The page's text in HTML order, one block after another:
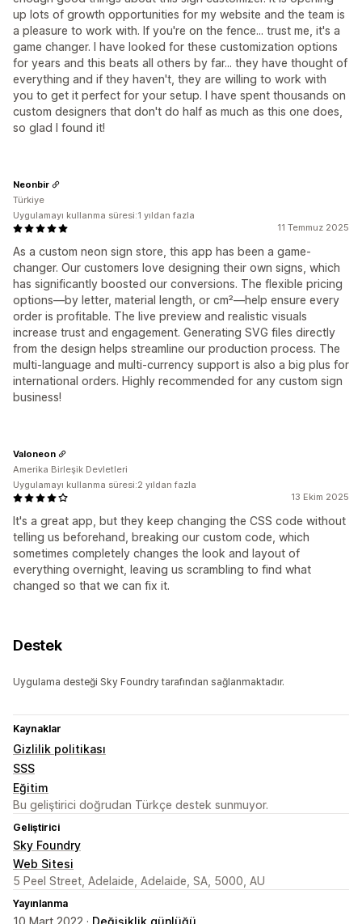
up lots of growth opportunities for my website and the team is
a pleasure to work with. If you're on the fence... trust me, it's a
game changer. I have looked for these customization options
for years and this beats all others by far... they have thought of
everything and if they haven't, they are willing to work with
you to get it perfect for your setup. I have spent thousands on
custom designers that don't do half as much as this one does,
so glad I found it!
11 Temmuz 2025
As a custom neon sign store, this app has been a game-
changer. Our customers love designing their own signs, which
has significantly boosted our conversions. The flexible pricing
options—by letter, material length, or cm²—help ensure every
order is profitable. The live preview and realistic visuals
increase trust and engagement. Generating SVG files directly
from the design helps streamline our production process. The
multi-language and multi-currency support is also a big plus for
international orders. Highly recommended for any custom sign
business!
Neonbir
Türkiye
Uygulamayı kullanma süresi:1 yıldan fazla
13 Ekim 2025
It's a great app, but they keep changing the CSS code without
telling us beforehand, breaking our custom code, which
sometimes completely changes the look and layout of
everything overnight, leaving us scrambling to find what
changed so that we can fix it.
Valoneon
Amerika Birleşik Devletleri
Uygulamayı kullanma süresi:2 yıldan fazla
Destek
Uygulama desteği Sky Foundry tarafından sağlanmaktadır.
Kaynaklar
Gizlilik politikası
SSS
Eğitim
Bu geliştirici doğrudan Türkçe destek sunmuyor.
Geliştirici
Sky Foundry
Web Sitesi
5 Peel Street, Adelaide, Adelaide, SA, 5000, AU
Yayınlanma